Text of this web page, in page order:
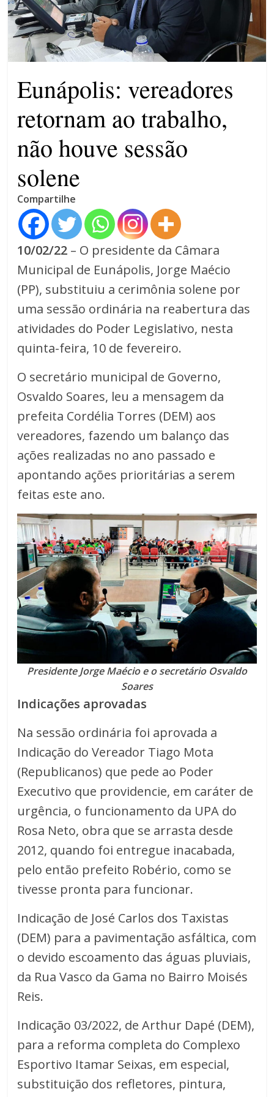
O patrimônio dos candidatos
CNJ acaba com aposentadoria
compulsória como punição
máxima para magistrados
Eunápolis: vereadores
retornam ao trabalho,
não houve sessão
solene
Compartilhe
10/02/22 – O presidente da Câmara
Municipal de Eunápolis, Jorge Maécio
(PP), substituiu a cerimônia solene por
uma sessão ordinária na reabertura das
atividades do Poder Legislativo, nesta
quinta-feira, 10 de fevereiro.
O secretário municipal de Governo,
Osvaldo Soares, leu a mensagem da
prefeita Cordélia Torres (DEM) aos
vereadores, fazendo um balanço das
ações realizadas no ano passado e
apontando ações prioritárias a serem
feitas este ano.
Presidente Jorge Maécio e o secretário Osvaldo
Soares
Indicações aprovadas
Na sessão ordinária foi aprovada a
Indicação do Vereador Tiago Mota
(Republicanos) que pede ao Poder
Executivo que providencie, em caráter de
urgência, o funcionamento da UPA do
Rosa Neto, obra que se arrasta desde
2012, quando foi entregue inacabada,
pelo então prefeito Robério, como se
tivesse pronta para funcionar.
Indicação de José Carlos dos Taxistas
(DEM) para a pavimentação asfáltica, com
o devido escoamento das águas pluviais,
da Rua Vasco da Gama no Bairro Moisés
Reis.
Indicação 03/2022, de Arthur Dapé (DEM),
para a reforma completa do Complexo
Esportivo Itamar Seixas, em especial,
substituição dos refletores, pintura,